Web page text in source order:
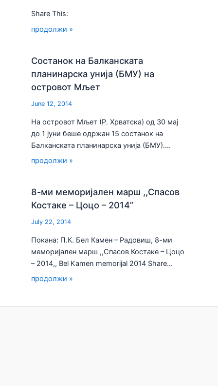
Share This:
продолжи »
Состанок на Балканската
планинарска унија (БМУ) на
островот Мљет
June 12, 2014
На островот Мљет (Р. Хрватска) од 30 мај
до 1 јуни беше одржан 15 состанок на
Балканската планинарска унија (БМУ).…
продолжи »
8-ми меморијален марш ,,Спасов
Костаке – Цоцо – 2014”
July 22, 2014
Покана: П.К. Бел Камен – Радовиш, 8-ми
меморијален марш ,,Спасов Костаке – Цоцо
– 2014,, Bel Kamen memorijal 2014 Share…
продолжи »